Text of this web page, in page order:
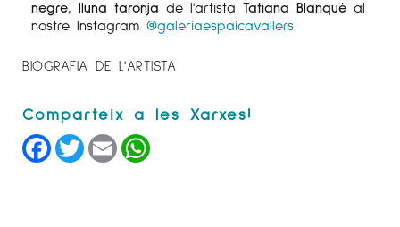
negre, lluna taronja de l'artista Tatiana Blanqué al
nostre Instagram @galeriaespaicavallers
BIOGRAFIA DE L'ARTISTA
Facebook
TwitterEmail